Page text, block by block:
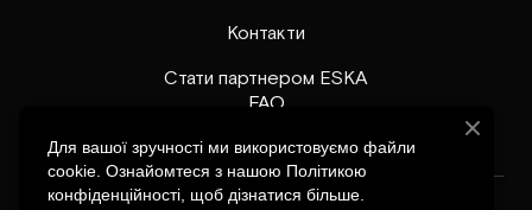
Контакти
Стати партнером ESKA
FAQ
Для вашої зручності ми використовуємо файли
cookie. Ознайомтеся з нашою Політикою
конфіденційності, щоб дізнатися більше.